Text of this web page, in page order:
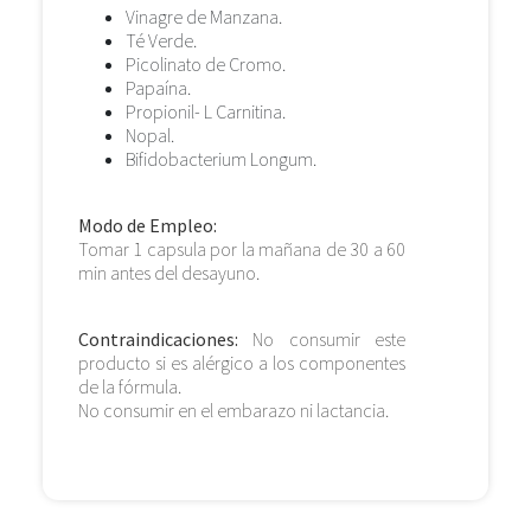
Vinagre de Manzana.
Té Verde.
Picolinato de Cromo.
Papaína.
Propionil- L Carnitina.
Nopal.
Bifidobacterium Longum.
Modo de Empleo:
Tomar 1 capsula por la mañana de 30 a 60
min antes del desayuno.
Contraindicaciones: No consumir este
producto si es alérgico a los componentes
de la fórmula.
No consumir en el embarazo ni lactancia.